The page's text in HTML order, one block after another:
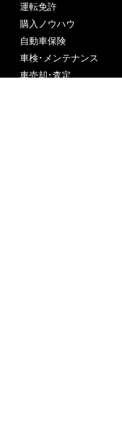
運転免許
購入ノウハウ
自動車保険
車検･メンテナンス
車売却･査定